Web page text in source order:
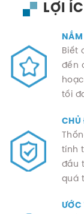
LỢI
Biết
đến
tối
CHỦ
tính
đầu
quá
ƯỚC